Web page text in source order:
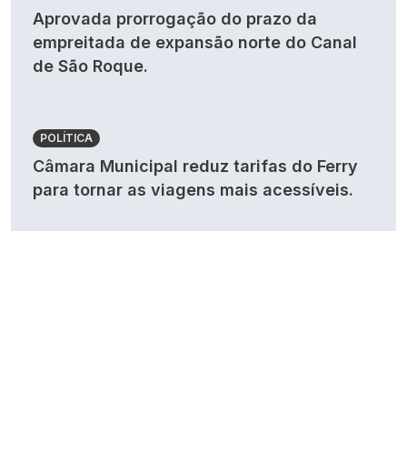
Aprovada prorrogação do prazo da
empreitada de expansão norte do Canal
de São Roque.
POLÍTICA
Câmara Municipal reduz tarifas do Ferry
para tornar as viagens mais acessíveis.